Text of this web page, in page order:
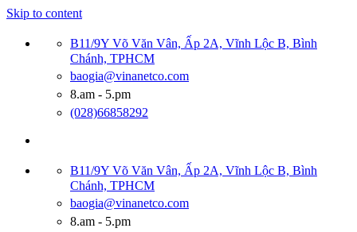
Skip to content
B11/9Y Võ Văn Vân, Ấp 2A, Vĩnh Lộc B, Bình
Chánh, TPHCM
baogia@vinanetco.com
8.am - 5.pm
(028)66858292
B11/9Y Võ Văn Vân, Ấp 2A, Vĩnh Lộc B, Bình
Chánh, TPHCM
baogia@vinanetco.com
8.am - 5.pm